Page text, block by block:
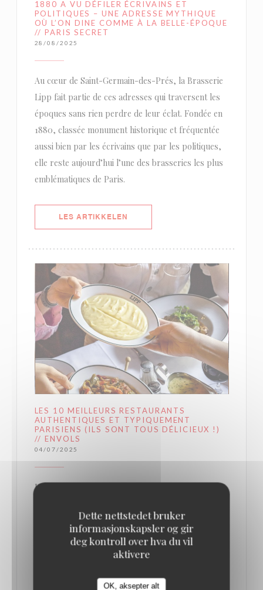
Dette nettstedet bruker
informasjonskapsler og gir
deg kontroll over hva du vil
aktivere
OK, aksepter alt
1880 A VU DÉFILER ÉCRIVAINS ET
POLITIQUES – UNE ADRESSE MYTHIQUE
OÙ L’ON DINE COMME À LA BELLE-ÉPOQUE
// PARIS SECRET
28/08/2025
Au cœur de Saint-Germain-des-Prés, la Brasserie
Lipp fait partie de ces adresses qui traversent les
époques sans rien perdre de leur éclat. Fondée en
1880, classée monument historique et fréquentée
aussi bien par les écrivains que par les politiques,
elle reste aujourd’hui l’une des brasseries les plus
emblématiques de Paris.
LES ARTIKKELEN
LES 10 MEILLEURS RESTAURANTS
AUTHENTIQUES ET TYPIQUEMENT
PARISIENS (ILS SONT TOUS DÉLICIEUX !)
// ENVOLS
04/07/2025
La Brasserie Lipp
Au cœur du très animé Saint-Germain-des-Prés, la
Brasserie parisienne Lipp conserve le charme
d’antan et l’esthétique artistique du début du siècle
Rive Gauche, on retrouve avec joie les piliers de la